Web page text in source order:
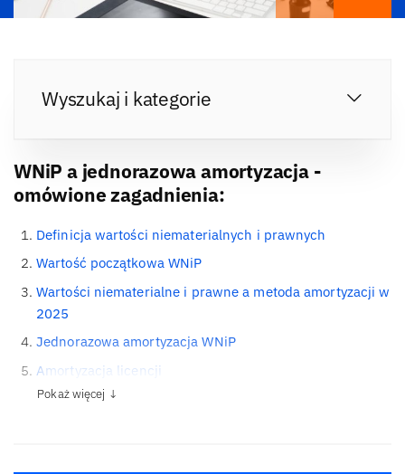
Wyszukaj i kategorie
WNiP a jednorazowa amortyzacja -
omówione zagadnienia:
Definicja wartości niematerialnych i prawnych
Wartość początkowa WNiP
Wartości niematerialne i prawne a metoda amortyzacji w
2025
Jednorazowa amortyzacja WNiP
Amortyzacja licencji
Pokaż więcej ↓